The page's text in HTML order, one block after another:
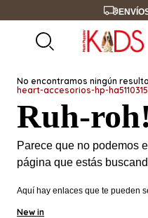
No encontramos ningún
heart-accesorios-hp-
Ruh-roh!
Parece que no podemos
página que estás
Aquí hay enlaces que te pueden
New in